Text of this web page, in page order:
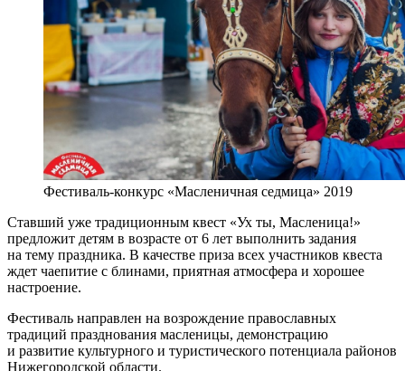
Фестиваль-конкурс «Масленичная седмица» 2019
Ставший уже традиционным квест «Ух ты, Масленица!»
предложит детям в возрасте от 6 лет выполнить задания
на тему праздника. В качестве приза всех участников квеста
ждет чаепитие с блинами, приятная атмосфера и хорошее
настроение.
Фестиваль направлен на возрождение православных
традиций празднования масленицы, демонстрацию
и развитие культурного и туристического потенциала районов
Нижегородской области.